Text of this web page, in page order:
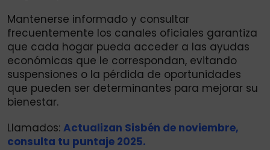
Mantenerse informado y consultar
frecuentemente los canales oficiales garantiza
que cada hogar pueda acceder a las ayudas
económicas que le correspondan, evitando
suspensiones o la pérdida de oportunidades
que pueden ser determinantes para mejorar su
bienestar.
Llamados: Actualizan Sisbén de noviembre,
consulta tu puntaje 2025.